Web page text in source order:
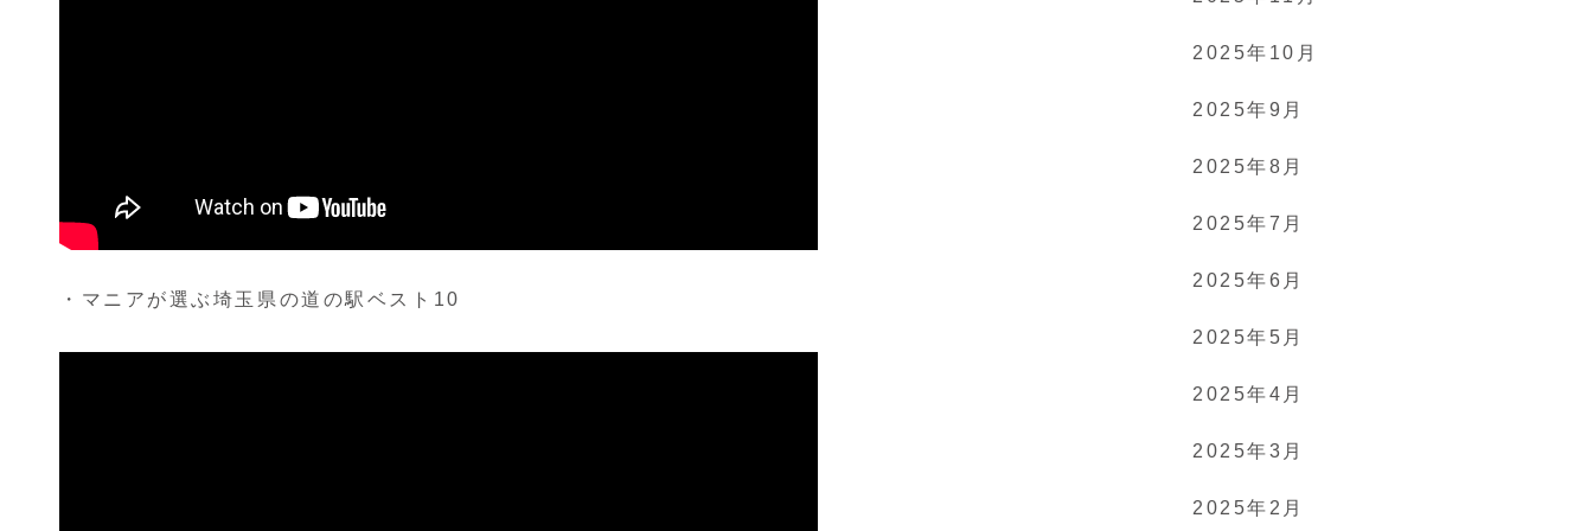
・マニアが選ぶ埼玉県の道の駅ベスト10
2025年10月
2025年9月
2025年8月
2025年7月
2025年6月
2025年5月
2025年4月
2025年3月
2025年2月